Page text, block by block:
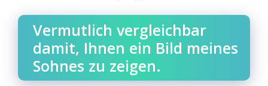
Vermutlich vergleichbar
damit, Ihnen ein Bild meines
Sohnes zu zeigen.